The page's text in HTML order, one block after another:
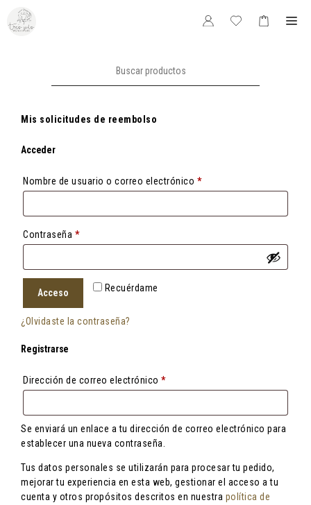
Saltar
contenido
Mis solicitudes de reembolso
Acceder
Nombre de usuario o correo electrónico *Obligatorio
Contraseña *Obligatorio
Recuérdame
Acceso
¿Olvidaste la contraseña?
Registrarse
Dirección de correo electrónico *Obligatorio
Se enviará un enlace a tu dirección de correo electrónico para
establecer una nueva contraseña.
Tus datos personales se utilizarán para procesar tu pedido,
mejorar tu experiencia en esta web, gestionar el acceso a tu
cuenta y otros propósitos descritos en nuestra política de